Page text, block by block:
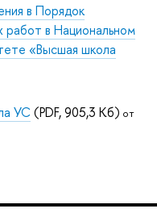
в Порядок
в Национальном
«Высшая школа
УС(PDF, 905,3 Кб) от